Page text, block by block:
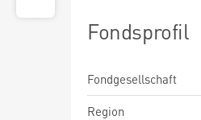
Fondsprofil
Fondgesellschaft
Region